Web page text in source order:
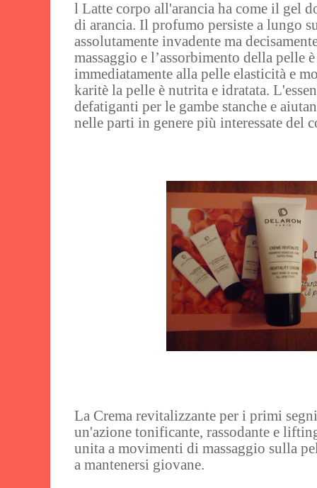
l Latte corpo all'arancia ha come il gel
di arancia. Il profumo persiste a lungo
assolutamente invadente ma
massaggio e l’assorbimento della pelle
immediatamente alla pelle elasticità e
karitè la pelle è nutrita e idratata.
defatiganti per le gambe stanche e
nelle parti in genere più interessate del
La Crema revitalizzante per i primi
un'azione tonificante, rassodante e
unita a movimenti di massaggio sulla
a mantenersi giovane.